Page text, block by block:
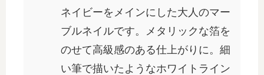
ネイビーをメインにした大人のマー
ブルネイルです。メタリックな箔を
のせて高級感のある仕上がりに。細
い筆で描いたようなホワイトライン